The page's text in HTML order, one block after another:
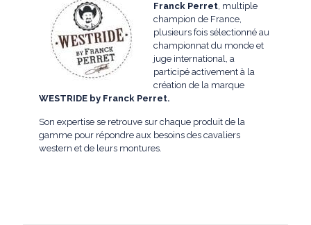
Franck Perret, multiple
champion de France,
plusieurs fois sélectionné au
championnat du monde et
juge international, a
participé activement à la
création de la marque
WESTRIDE by Franck Perret.
Son expertise se retrouve sur chaque produit de la
gamme pour répondre aux besoins des cavaliers
western et de leurs montures.